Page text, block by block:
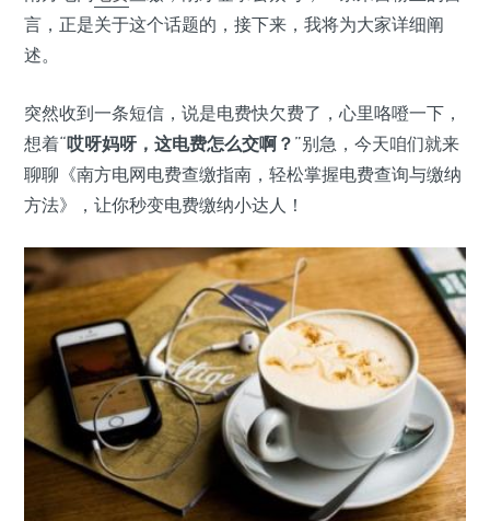
言，正是关于这个话题的，接下来，我将为大家详细阐
述。
突然收到一条短信，说是电费快欠费了，心里咯噔一下，
想着“哎呀妈呀，这电费怎么交啊？ ”别急，今天咱们就来
聊聊《南方电网电费查缴指南，轻松掌握电费查询与缴纳
方法》，让你秒变电费缴纳小达人！